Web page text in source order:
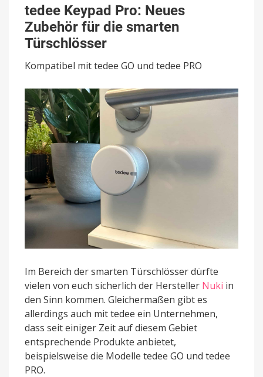
Keypad
Pro:
Neues
Zubehör
für
die
smarten
tedee Keypad Pro: Neues
Zubehör für die smarten
Türschlösser
Kompatibel mit tedee GO und tedee PRO
Im Bereich der smarten Türschlösser dürfte
vielen von euch sicherlich der Hersteller Nuki in
den Sinn kommen. Gleichermaßen gibt es
allerdings auch mit tedee ein Unternehmen,
dass seit einiger Zeit auf diesem Gebiet
entsprechende Produkte anbietet,
beispielsweise die Modelle tedee GO und tedee
PRO.